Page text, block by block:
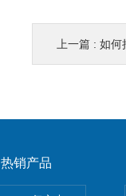
上一篇 : 如何
热销产品